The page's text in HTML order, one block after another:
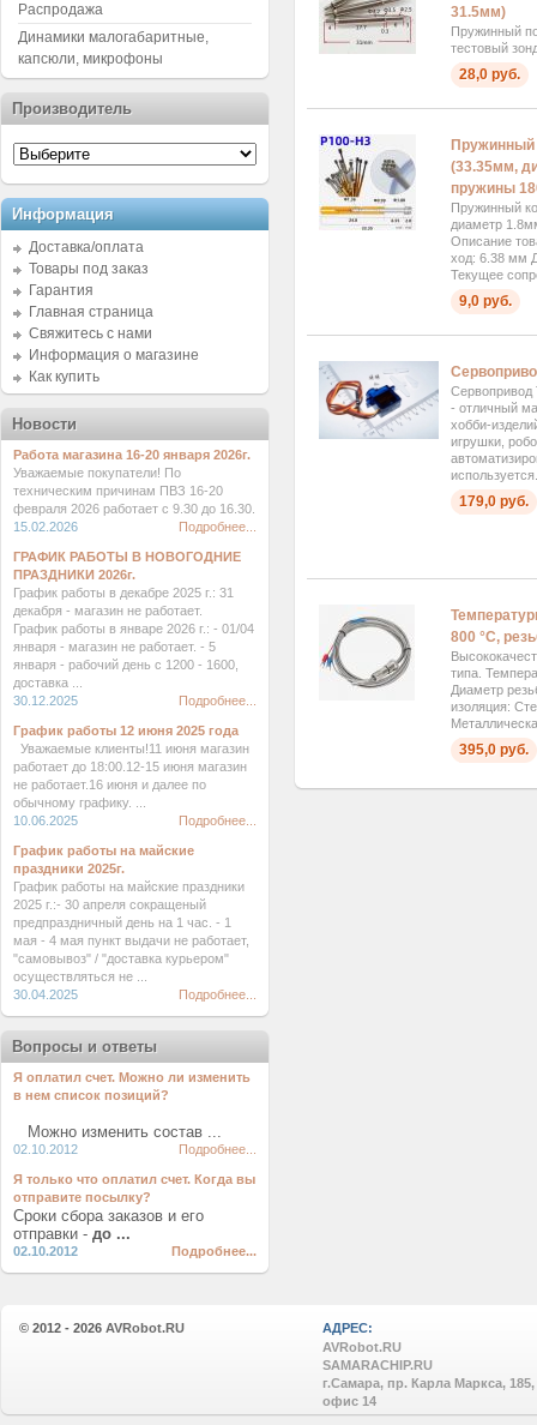
31.5мм)
Пружинный
тестовый
28,0 руб.
Пружинный
(33.35мм,
пружины
Пружинный
диаметр
Описание
ход: 6.38 мм
Текущее
9,0 руб.
Сервопривод
- отличный
хобби-
игрушки,
179,0 руб.
800 °C,
типа.
Диаметр
изоляция:
395,0 руб.
Распродажа
Динамики малогабаритные,
капсюли, микрофоны
Производитель
Информация
Доставка/оплата
Товары под заказ
Гарантия
Главная страница
Свяжитесь с нами
Информация о магазине
Как купить
Новости
Работа магазина 16-20 января 2026г.
Уважаемые покупатели! По
техническим причинам ПВЗ 16-20
февраля 2026 работает с 9.30 до 16.30.
15.02.2026
Подробнее...
ГРАФИК РАБОТЫ В НОВОГОДНИЕ
ПРАЗДНИКИ 2026г.
График работы в декабре 2025 г.: 31
декабря - магазин не работает.
График работы в январе 2026 г.: - 01/04
января - магазин не работает. - 5
января - рабочий день с 1200 - 1600,
доставка ...
30.12.2025
Подробнее...
График работы 12 июня 2025 года
Уважаемые клиенты!11 июня магазин
работает до 18:00.12-15 июня магазин
не работает.16 июня и далее по
обычному графику. ...
10.06.2025
Подробнее...
График работы на майские
праздники 2025г.
График работы на майские праздники
2025 г.:- 30 апреля сокращеный
предпраздничный день на 1 час. - 1
мая - 4 мая пункт выдачи не работает,
"самовывоз" / "доставка курьером"
осуществляться не ...
30.04.2025
Подробнее...
Вопросы и ответы
Я оплатил счет. Можно ли изменить
в нем список позиций?
Можно изменить состав ...
02.10.2012 Подробнее...
Я только что оплатил счет. Когда вы
отправите посылку?
Сроки сбора заказов и его
отправки - до ...
02.10.2012 Подробнее...
© 2012 - 2026 AVRobot.RU
АДРЕС:
AVRobot.RU
SAMARACHIP.RU
г.Самара, пр. Карла Маркса, 185,
офис 14